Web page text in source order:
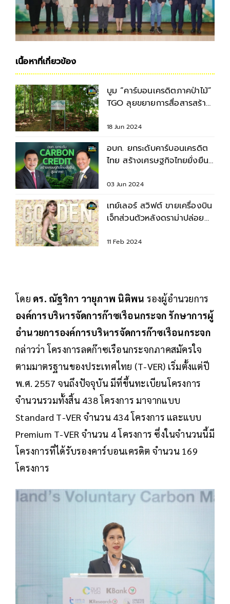
เนื้อหาที่เกี่ยวข้อง
บูม “คาร์บอนเครดิตภาคป่าไม้”
TGO ลุยขยายการสื่อสารสร้าง
18 Jun 2024
อบก. ยกระดับคาร์บอนเครดิต
ไทย สร้างเศรษฐกิจไทยยั่งยืนสู่
03 Jun 2024
เทย์เลอร์ สวิฟต์ ขายเครื่องบิน
เจ็ทส่วนตัวหลังดราม่าปล่อย
11 Feb 2024
โดย ดร. ณัฐริกา วายุภาพ นิติพน รองผู้อำนวยการ
องค์การบริหารจัดการก๊าซเรือนกระจก รักษาการผู้
อำนวยการองค์การบริหารจัดการก๊าซเรือนกระจก
กล่าวว่า โครงการลดก๊าซเรือนกระจกภาคสมัครใจ
ตามมาตรฐานของประเทศไทย (T-VER) เริ่มตั้งแต่ปี
พ.ศ. 2557 จนถึงปัจจุบัน มีที่ขึ้นทะเบียนโครงการ
จำนวนรวมทั้งสิ้น 438 โครงการ มาจากแบบ
Standard T-VER จำนวน 434 โครงการ และแบบ
Premium T-VER จำนวน 4 โครงการ ซึ่งในจำนวนนี้มี
โครงการที่ได้รับรองคาร์บอนเครดิต จำนวน 169
โครงการ